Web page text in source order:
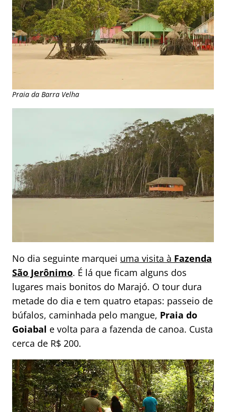
Praia da Barra Velha
No dia seguinte marquei uma visita à Fazenda
São Jerônimo. É lá que ficam alguns dos
lugares mais bonitos do Marajó. O tour dura
metade do dia e tem quatro etapas: passeio de
búfalos, caminhada pelo mangue, Praia do
Goiabal e volta para a fazenda de canoa. Custa
cerca de R$ 200.